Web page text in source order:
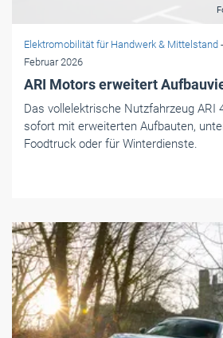
Elektromobilität für Handwerk & Mittelstand
Februar 2026
ARI Motors erweitert
Das vollelektrische Nutzfahrzeug ARI
sofort mit erweiterten Aufbauten,
Foodtruck oder für Winterdienste.